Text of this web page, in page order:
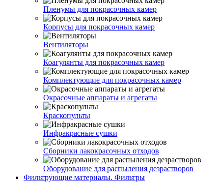
Пленумы для покрасочных камер
Корпусы для покрасочных камер
Вентиляторы
Коагулянты для покрасочных камер
Комплектующие для покрасочных камер
Окрасочные аппараты и агрегаты
Краскопульты
Инфракрасные сушки
Сборники лакокрасочных отходов
Оборудование для распыления дезрастворов
Фильтрующие материалы. Фильтры